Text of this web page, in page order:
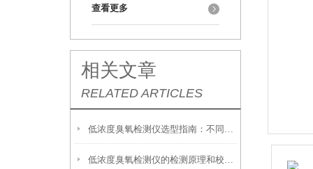
查看更多
相关文章
RELATED ARTICLES
低浓度臭氧检测仪选型指南：不同场景适配技巧详解
低浓度臭氧检测仪的检测原理和校准方法